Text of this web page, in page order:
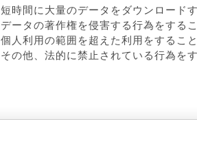
短時間に大量のデータをダウンロード
データの著作権を侵害する行為をする
個人利用の範囲を超えた利用をすること
その他、法的に禁止されている行為を